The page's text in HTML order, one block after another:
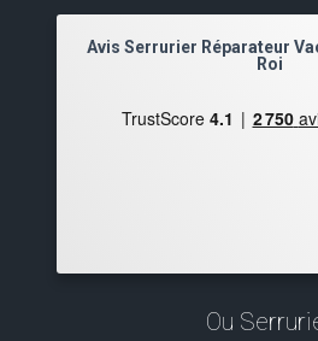
Avis Serrurier Réparateur
Roi
Ou